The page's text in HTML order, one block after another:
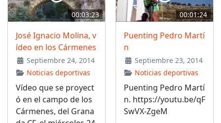
00:03:23
José Ignacio Molina, v
ídeo en los Cármenes
Septiembre 24, 2014
Noticias deportivas
Vídeo que se proyect
ó en el campo de los
Cármenes, del Grana
00:01:24
Puenting Pedro Martí
n
Septiembre 23, 2014
Noticias deportivas
Puenting Pedro Martí
n. https://youtu.be/qF
SwVX-ZgeM